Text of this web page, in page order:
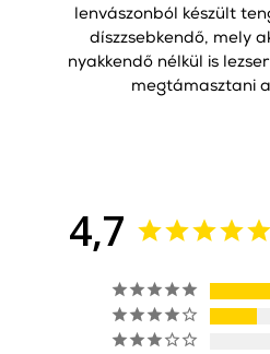
lenvászonból készült
díszzsebkendő, mely
nyakkendő nélkül is
megtámasztani
4,7